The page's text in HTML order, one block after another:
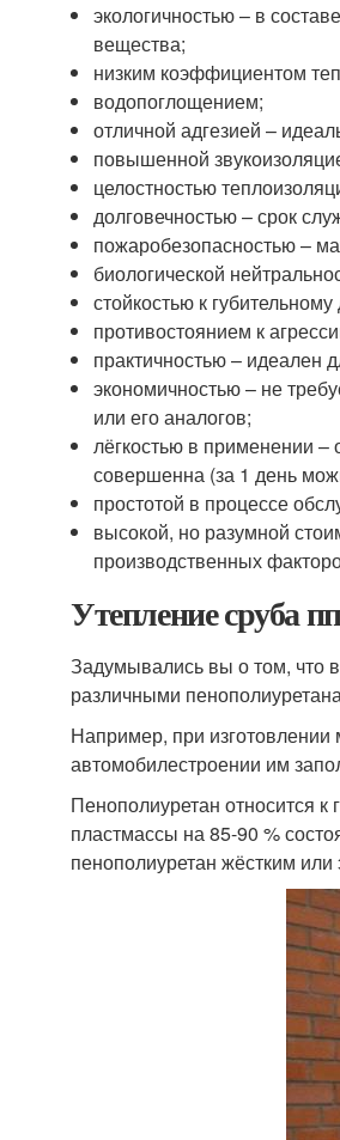
экологичностью – в
вещества;
низким коэффициентом
водопоглощением;
отличной адгезией –
повышенной
целостностью
долговечностью – срок
пожаробезопасностью –
биологической
стойкостью к
противостоянием к
практичностью – идеален
экономичностью – не
или его аналогов;
лёгкостью в применении –
совершенна (за 1 день
простотой в процессе
высокой, но разумной
производственных
Утепление сруба
Задумывались вы о том, что
различными
Например, при изготовлении
автомобилестроении им
Пенополиуретан относится
пластмассы на 85-90 %
пенополиуретан жёстким